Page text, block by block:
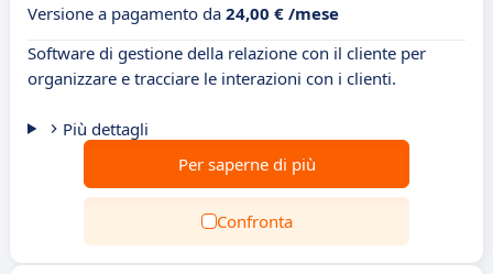
Versione a pagamento da 24,00 € /mese
Software di gestione della relazione con il cliente per
organizzare e tracciare le interazioni con i clienti.
Più dettagli
Per saperne di più
Confronta